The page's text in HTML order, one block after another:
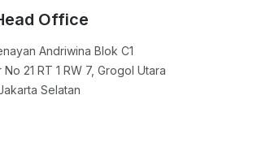
Office
Andriwina Blok C1
21 RT 1 RW 7, Grogol Utara
Selatan